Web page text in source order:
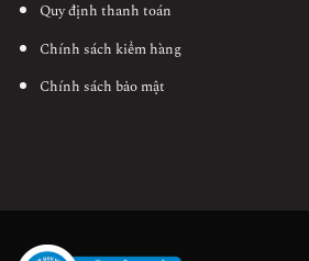
Quy định thanh toán
Chính sách kiểm hàng
Chính sách bảo mật